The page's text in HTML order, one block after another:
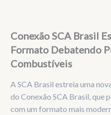
Conexão SCA Brasil
Formato Debatendo
Combustíveis
A SCA Brasil estreia uma
do Conexão SCA Brasil, que
com um formato mais